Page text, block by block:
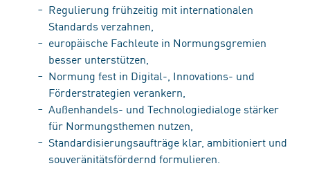
Regulierung frühzeitig mit internationalen
Standards verzahnen,
europäische Fachleute in Normungsgremien
besser unterstützen,
Normung fest in Digital-, Innovations- und
Förderstrategien verankern,
Außenhandels- und Technologiedialoge stärker
für Normungsthemen nutzen,
Standardisierungsaufträge klar, ambitioniert und
souveränitätsfördernd formulieren.